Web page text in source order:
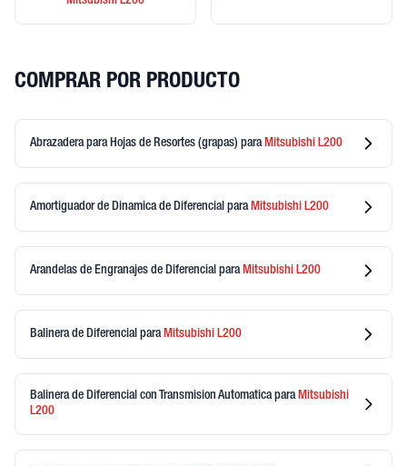
COMPRAR POR PRODUCTO
Abrazadera para Hojas de Resortes (grapas) para Mitsubishi L200
Amortiguador de Dinamica de Diferencial para Mitsubishi L200
Arandelas de Engranajes de Diferencial para Mitsubishi L200
Balinera de Diferencial para Mitsubishi L200
Balinera de Diferencial con Transmision Automatica paraMitsubishi
L200